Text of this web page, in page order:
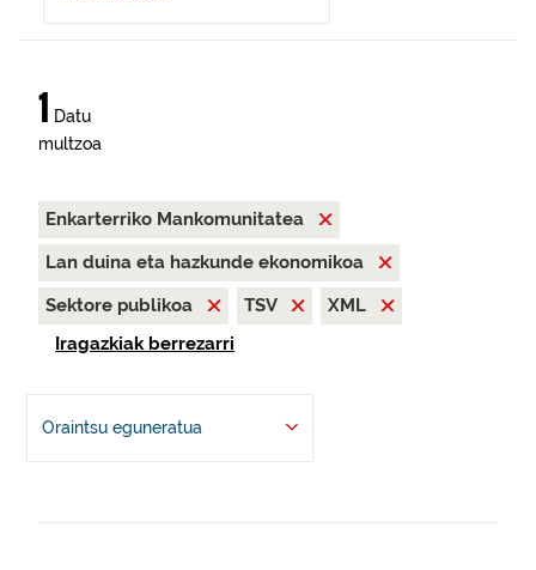
1 Datu
multzoa
Enkarterriko Mankomunitatea
Lan duina eta hazkunde ekonomikoa
Sektore publikoa
TSV
XML
Iragazkiak berrezarri
Oraintsu eguneratua